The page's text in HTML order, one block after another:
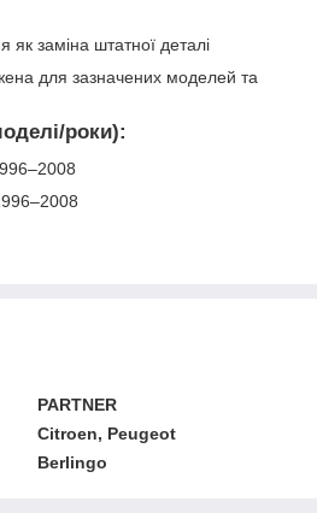
як заміна штатної деталі
для зазначених моделей та
роки):
PARTNER
Citroen, Peugeot
Berlingo